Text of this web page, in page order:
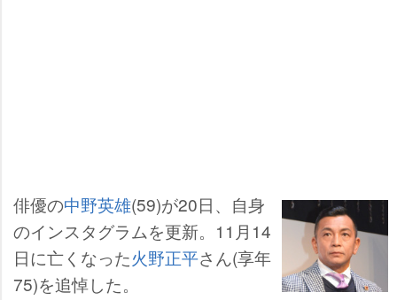
俳優の中野英雄(59)が20日、自身
のインスタグラムを更新。11月14
日に亡くなった火野正平さん(享年
75)を追悼した。